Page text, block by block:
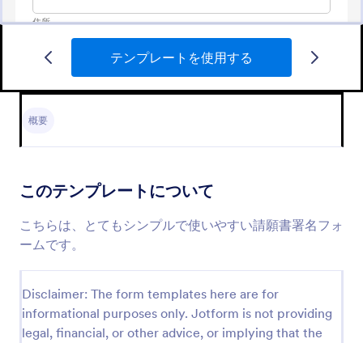
テンプレートを使用する
概要
このテンプレートについて
こちらは、とてもシンプルで使いやすい請願書署名フォ
ームです。
Disclaimer: The form templates here are for
informational purposes only. Jotform is not providing
legal, financial, or other advice, or implying that the
オンライン嘆願書 (署名機能付き)
てサイトに埋め込むこともできます。誰でも気軽に